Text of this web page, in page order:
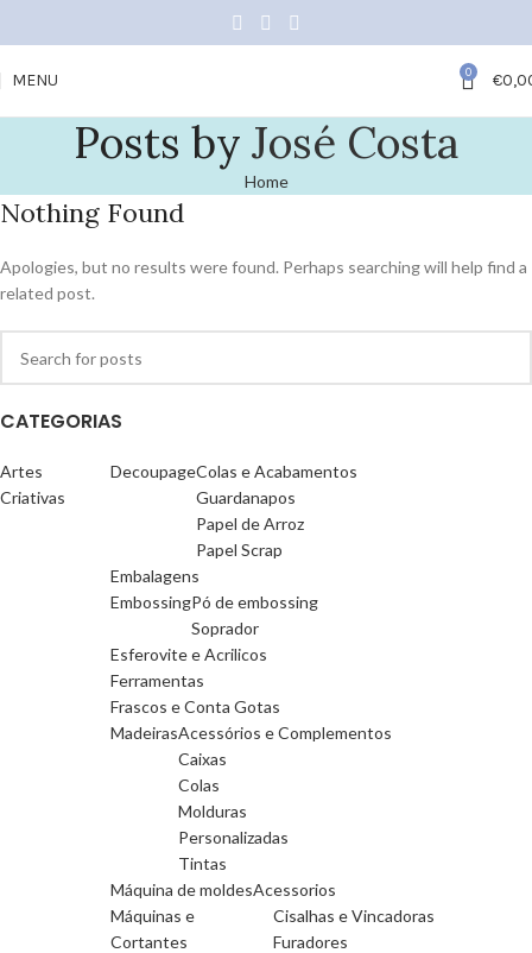
MENU 0 €
Posts by José Costa
Home
Nothing Found
Apologies, but no results were found. Perhaps searching will help find a
related post.
CATEGORIAS
Artes
Criativas
DecoupageColas e Acabamentos
Guardanapos
Papel de Arroz
Papel Scrap
Embalagens
EmbossingPó de embossing
Soprador
Esferovite e Acrilicos
Ferramentas
Frascos e Conta Gotas
MadeirasAcessórios e Complementos
Caixas
Colas
Molduras
Personalizadas
Tintas
Máquina de moldesAcessorios
Máquinas e
Cortantes
Cisalhas e Vincadoras
Furadores